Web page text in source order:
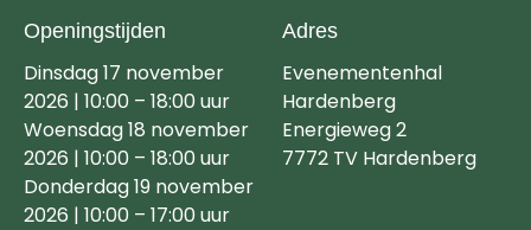
Openingstijden
Dinsdag 17 november
2026 | 10:00 – 18:00 uur
Woensdag 18 november
2026 | 10:00 – 18:00 uur
Donderdag 19 november
2026 | 10:00 – 17:00 uur
Adres
Evenementenhal
Hardenberg
Energieweg 2
7772 TV Hardenberg